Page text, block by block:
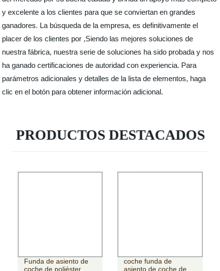
y excelente a los clientes para que se conviertan en grandes
ganadores. La búsqueda de la empresa, es definitivamente el
placer de los clientes por ,Siendo las mejores soluciones de
nuestra fábrica, nuestra serie de soluciones ha sido probada y nos
ha ganado certificaciones de autoridad con experiencia. Para
parámetros adicionales y detalles de la lista de elementos, haga
clic en el botón para obtener información adicional.
PRODUCTOS DESTACADOS
Funda de asiento de
coche de poliéster
coche funda de
asiento de coche de